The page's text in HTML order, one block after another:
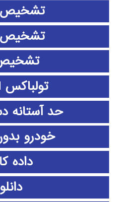
تشخیص
تولباکس WLAN
حد آستانه
خودرو
داده